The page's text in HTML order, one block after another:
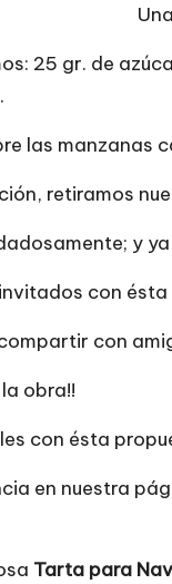
25 gr. de
las manzanas
retiramos
y
con ésta
con
obra!!
con ésta
en nuestra
Tarta para